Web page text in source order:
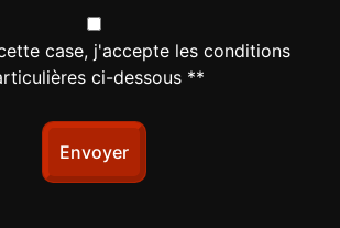
case, j'accepte les conditions
ci-dessous **
Envoyer